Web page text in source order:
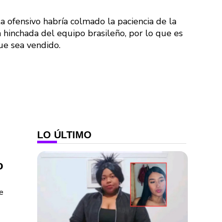
ofensivo habría colmado la paciencia de la
hinchada del equipo brasileño, por lo que es
sea vendido.
LO ÚLTIMO